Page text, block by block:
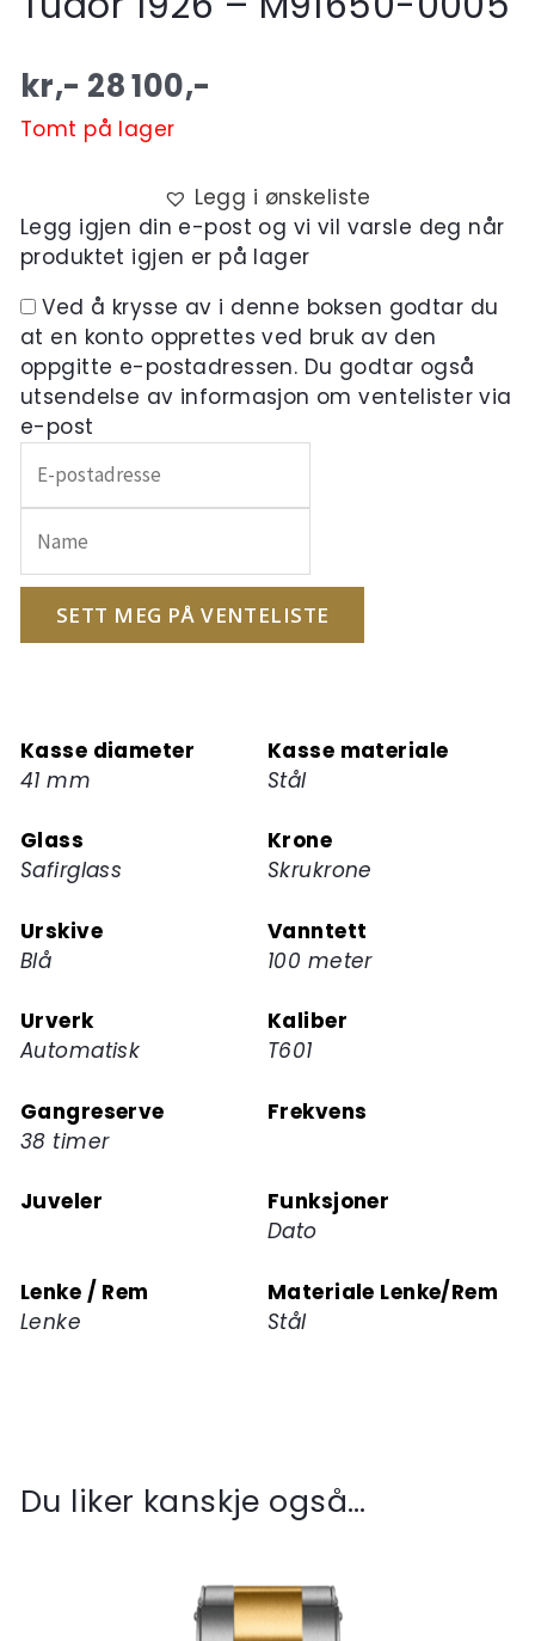
kr,- 28 100,-
Tomt på lager
Legg i ønskeliste
Legg igjen din e-post og vi vil varsle deg når
produktet igjen er på lager
Ved å krysse av i denne boksen godtar du
at en konto opprettes ved bruk av den
oppgitte e-postadressen. Du godtar også
utsendelse av informasjon om ventelister via
e-post
inn
e-
postadressen
din
ventelisten
for
produktet
SETT MEG PÅ VENTELISTE
Kasse diameter
41 mm
Kasse materiale
Stål
Glass
Safirglass
Krone
Skrukrone
Urskive
Blå
Vanntett
100 meter
Urverk
Automatisk
Kaliber
T601
Gangreserve
38 timer
Frekvens
Juveler
Funksjoner
Dato
Lenke / Rem
Lenke
Materiale Lenke/Rem
Stål
Du liker kanskje også…